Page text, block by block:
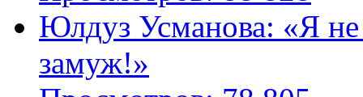
Юлдуз Усманова: «Я
замуж!»